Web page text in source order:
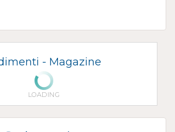
- Magazine
LOADING